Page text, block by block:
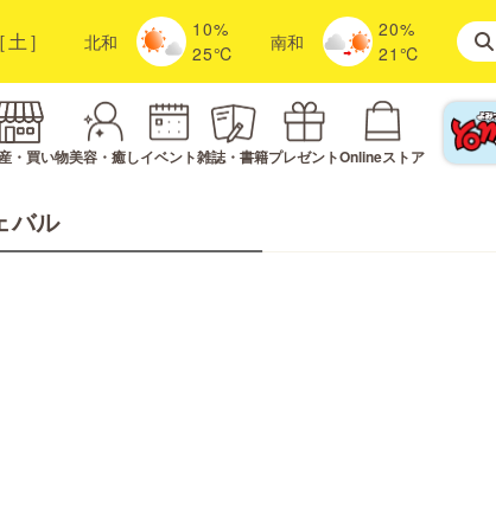
］ 北和
10%
25℃
南和
20%
21℃
・買い物美容・癒しイベント雑誌・書籍プレゼントOnlineストア
バル